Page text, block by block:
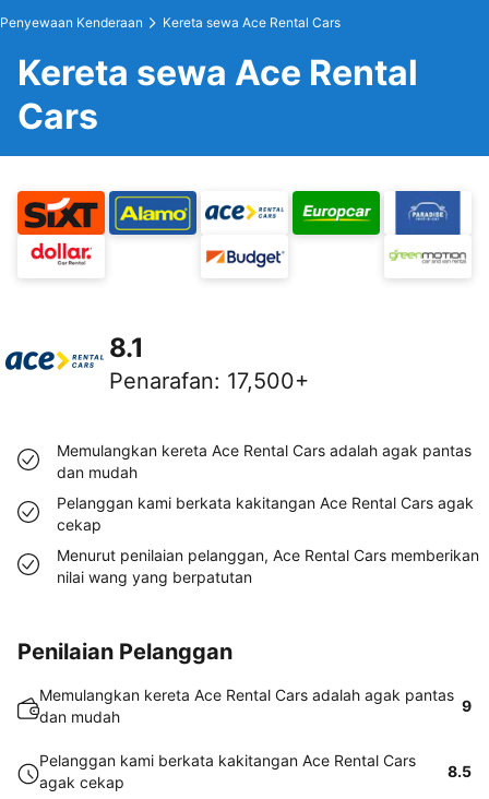
Penyewaan Kenderaan Kereta sewa Ace Rental Cars
Kereta sewa Ace Rental
Cars
8.1
Penarafan: 17,500+
Memulangkan kereta Ace Rental Cars adalah agak pantas
dan mudah
Pelanggan kami berkata kakitangan Ace Rental Cars agak
cekap
Menurut penilaian pelanggan, Ace Rental Cars memberikan
nilai wang yang berpatutan
Penilaian Pelanggan
Memulangkan kereta Ace Rental Cars adalah agak pantas
dan mudah
9
Pelanggan kami berkata kakitangan Ace Rental Cars
agak cekap
8.5